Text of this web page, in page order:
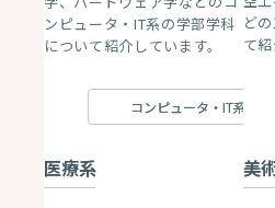
ンピュータ・IT系の学部学科
について紹介しています。
コンピュータ・IT系
ど
て
医療系 美